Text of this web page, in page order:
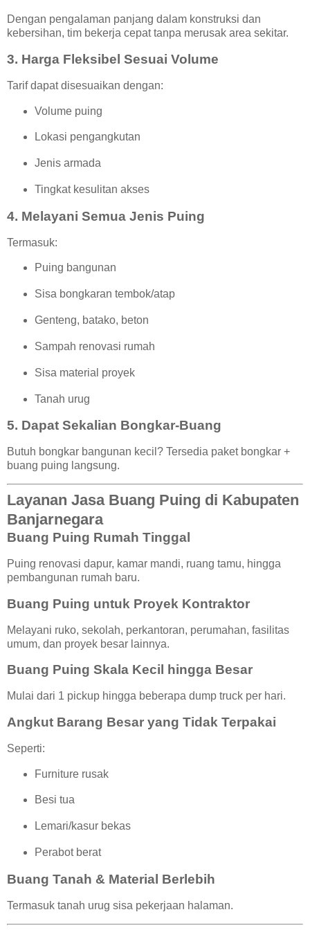
Dengan pengalaman panjang dalam konstruksi dan
kebersihan, tim bekerja cepat tanpa merusak area sekitar.
3. Harga Fleksibel Sesuai Volume
Tarif dapat disesuaikan dengan:
Volume puing
Lokasi pengangkutan
Jenis armada
Tingkat kesulitan akses
4. Melayani Semua Jenis Puing
Termasuk:
Puing bangunan
Sisa bongkaran tembok/atap
Genteng, batako, beton
Sampah renovasi rumah
Sisa material proyek
Tanah urug
5. Dapat Sekalian Bongkar-Buang
Butuh bongkar bangunan kecil? Tersedia paket bongkar +
buang puing langsung.
Layanan Jasa Buang Puing di Kabupaten
Banjarnegara
Buang Puing Rumah Tinggal
Puing renovasi dapur, kamar mandi, ruang tamu, hingga
pembangunan rumah baru.
Buang Puing untuk Proyek Kontraktor
Melayani ruko, sekolah, perkantoran, perumahan, fasilitas
umum, dan proyek besar lainnya.
Buang Puing Skala Kecil hingga Besar
Mulai dari 1 pickup hingga beberapa dump truck per hari.
Angkut Barang Besar yang Tidak Terpakai
Seperti:
Furniture rusak
Besi tua
Lemari/kasur bekas
Perabot berat
Buang Tanah & Material Berlebih
Termasuk tanah urug sisa pekerjaan halaman.